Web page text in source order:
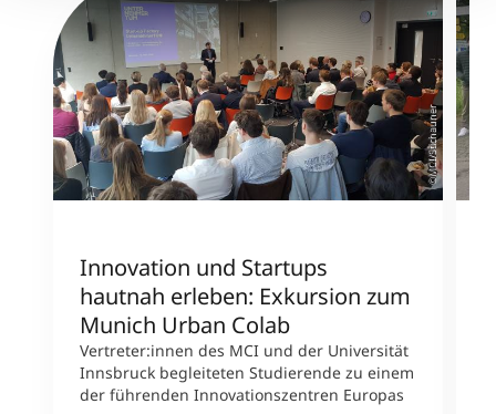
©MCI/Stichauner
Innovation und Startups
hautnah erleben: Exkursion zum
Munich Urban Colab
Vertreter:innen des MCI und der Universität
Innsbruck begleiteten Studierende zu einem
der führenden Innovationszentren Europas